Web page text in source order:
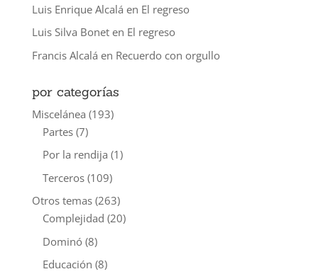
Luis Enrique Alcalá en El regreso
Luis Silva Boneten El regreso
Francis Alcalá en Recuerdo con orgullo
por categorías
Miscelánea (193)
Partes(7)
Por la rendija (1)
Terceros(109)
Otros temas(263)
Complejidad (20)
Dominó(8)
Educación (8)